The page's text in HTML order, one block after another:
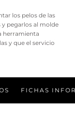
los pelos de las
y pegarlos al molde
herramienta
y que el servicio
FICHAS